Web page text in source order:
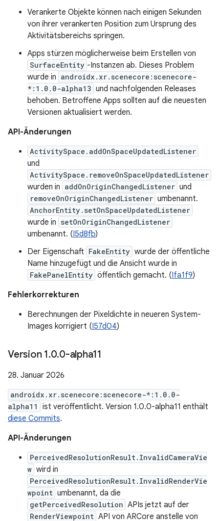
Verankerte Objekte können nach einigen Sekunden
von ihrer verankerten Position zum Ursprung des
Aktivitätsbereichs springen.
Apps stürzen möglicherweise beim Erstellen von
SurfaceEntity -Instanzen ab. Dieses Problem
wurde in androidx.xr.scenecore:scenecore-
*:1.0.0-alpha13 und nachfolgenden Releases
behoben. Betroffene Apps sollten auf die neuesten
Versionen aktualisiert werden.
API-Änderungen
ActivitySpace.addOnSpaceUpdatedListener
und
ActivitySpace.removeOnSpaceUpdatedListener
wurden in addOnOriginChangedListener und
removeOnOriginChangedListener umbenannt.
AnchorEntity.setOnSpaceUpdatedListener
wurde in setOnOriginChangedListener
umbenannt. (I5d8fb)
Der Eigenschaft FakeEntity wurde der öffentliche
Name hinzugefügt und die Ansicht wurde in
FakePanelEntity öffentlich gemacht. (Ifa1f9)
Fehlerkorrekturen
Berechnungen der Pixeldichte in neueren System-
Images korrigiert (I57d04)
Version 1.0.0-alpha11
28. Januar 2026
androidx.xr.scenecore:scenecore-*:1.0.0-
alpha11
ist veröffentlicht. Version 1.0.0-alpha11 enthält
diese Commits.
API-Änderungen
PerceivedResolutionResult.InvalidCameraVie
w wird in
PerceivedResolutionResult.InvalidRenderVie
wpoint umbenannt, da die
getPerceivedResolution APIs jetzt auf der
RenderViewpoint API von ARCore anstelle von